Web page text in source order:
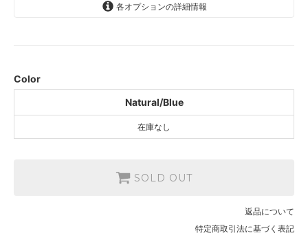
各オプションの詳細情報
Color
Natural/Blue
在庫なし
SOLD OUT
返品について
特定商取引法に基づく表記